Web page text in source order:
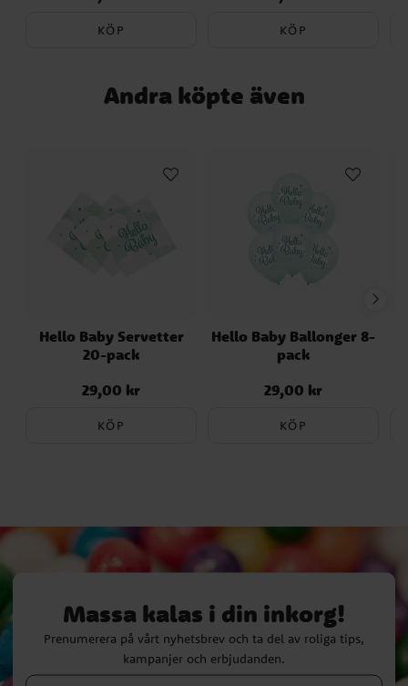
KÖP KÖP
Andra köpte även
Hello Baby Servetter
20-pack
Pris: 29,00 kr
29,00 kr
KÖP
Hello Baby Ballonger 8-
pack
Pris: 29,00 kr
29,00 kr
KÖP
Massa kalas i din inkorg!
Prenumerera på vårt nyhetsbrev och ta del av roliga tips,
kampanjer och erbjudanden.